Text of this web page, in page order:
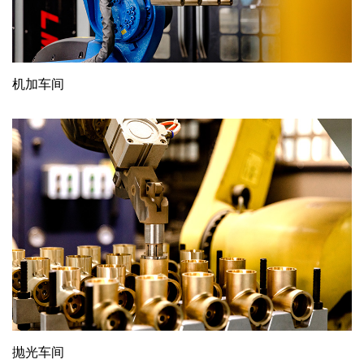
机加车间
抛光车间